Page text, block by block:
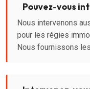
Pouvez-vous
Nous intervenons
pour les régies
Nous fournissons